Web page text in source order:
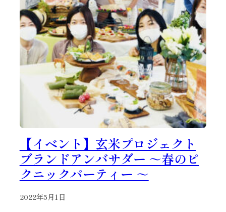
【イベント】玄米プロジェクト
ブランドアンバサダー ～春のピ
クニックパーティー ～
2022年5月1日